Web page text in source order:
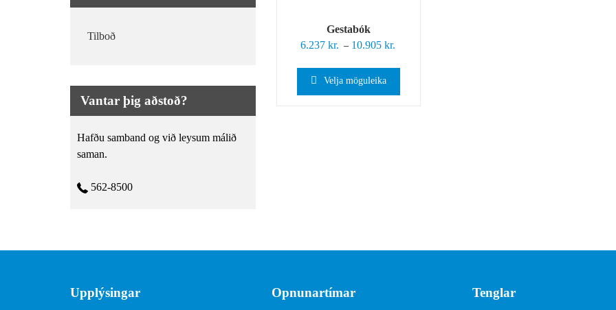
Gestabók
6.237 kr. – 10.905 kr.
through
Velja möguleika
Tilboð
Vantar þig aðstoð?
Hafðu samband og við leysum málið
saman.
562-8500
Upplýsingar Opnunartímar Tenglar